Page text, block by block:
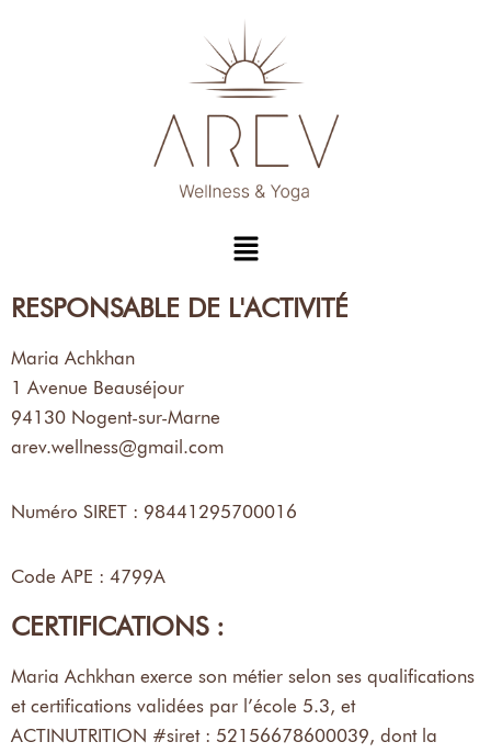
RESPONSABLE DE L'ACTIVITÉ
Maria Achkhan
1 Avenue Beauséjour
94130 Nogent-sur-Marne
arev.wellness@gmail.com
Numéro SIRET : 98441295700016
Code APE : 4799A
CERTIFICATIONS :
Maria Achkhan exerce son métier selon ses qualifications
et certifications validées par l’école 5.3, et
ACTINUTRITION #siret : 52156678600039, dont la